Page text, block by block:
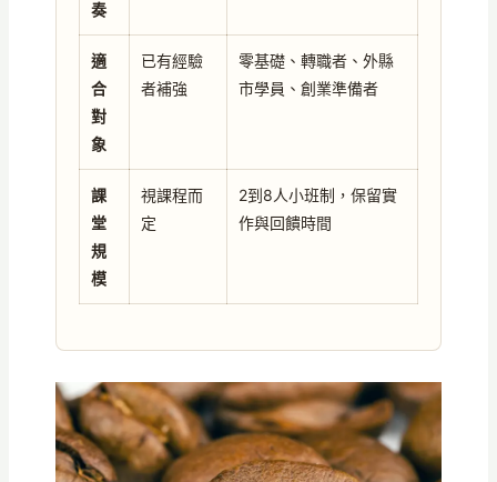
奏
適
合
對
象
已有經驗
者補強
零基礎、轉職者、外縣
市學員、創業準備者
課
堂
規
模
視課程而
定
2到8人小班制，保留實
作與回饋時間